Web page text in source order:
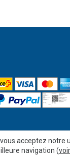
acceptez notre
navigation (